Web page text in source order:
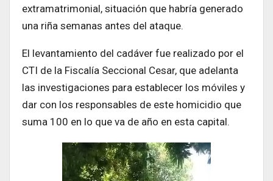
extramatrimonial, situación que habría generado
una riña semanas antes del ataque.
El levantamiento del cadáver fue realizado por el
CTI de la Fiscalía Seccional Cesar, que adelanta
las investigaciones para establecer los móviles y
dar con los responsables de este homicidio que
suma 100 en lo que va de año en esta capital.